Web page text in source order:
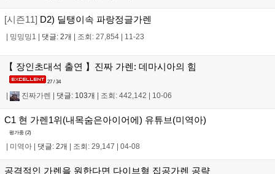
[시즌11] D2) 딜탱이속 파랑정글가렌
| 밍밍밍1 | 댓글: 2개 | 조회: 27,854 | 11-23
【 장인초대석 출연 】진짜 가렌: 데마시아의 힘
27 / 34
진짜가렌 댓글: 103개 조회: 442,142 10-06
C1 현 가렌1위(내목숨은아이어에) 유튜브(미역아)
평가중 (2)
미역아 댓글: 2개 조회: 29,147 04-08
공격적인 가렌을 원한다면 다이브형 집공가렌 공략